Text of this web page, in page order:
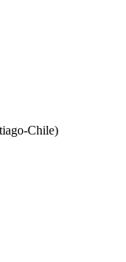
Chile)